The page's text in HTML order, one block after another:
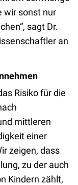
wir sonst nur
sagt Dr.
an
Risiko für die
mittleren
einer
zeigen, dass
zu der auch
Kindern zählt,